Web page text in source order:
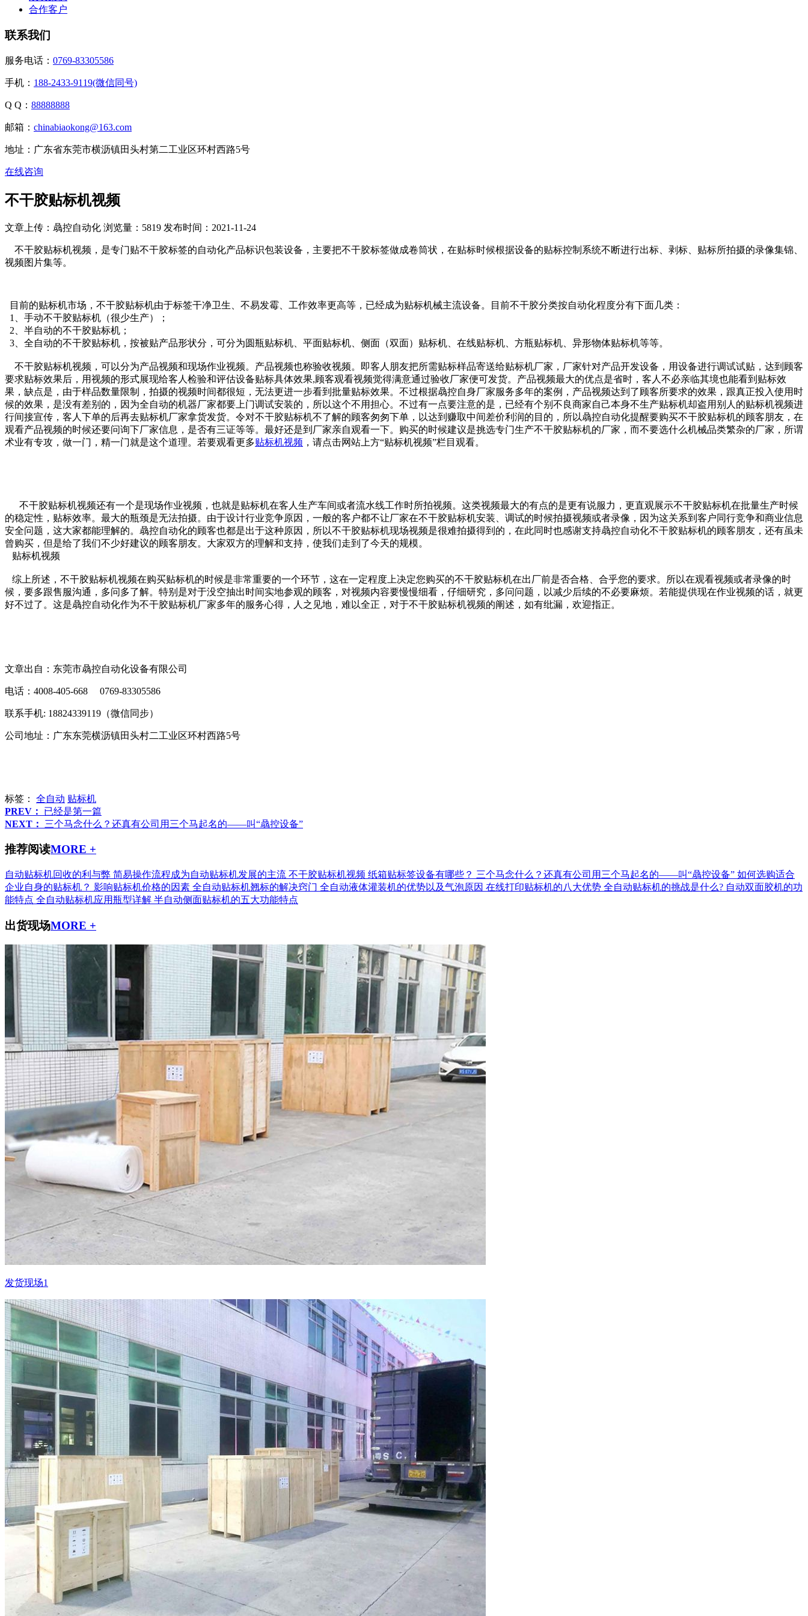
合作客户
联系我们
服务电话： 0769-83305586
手机： 188-2433-9119(微信同号)
Q Q： 88888888
邮箱： chinabiaokong@163.com
地址：广东省东莞市横沥镇田头村第二工业区环村西路5号
在线咨询
不干胶贴标机视频
文章上传：骉控自动化 浏览量：5819 发布时间：2021-11-24
不干胶贴标机视频，是专门贴不干胶标签的自动化产品标识包装设备，主要把不干胶标签做成卷筒状，在贴标时候根据设备的贴标控制系统不断进行出标、剥标、贴标所拍摄的录像集锦、
视频图片集等。
目前的贴标机市场，不干胶贴标机由于标签干净卫生、不易发霉、工作效率更高等，已经成为贴标机械主流设备。目前不干胶分类按自动化程度分有下面几类：
1、手动不干胶贴标机（很少生产）；
2、半自动的不干胶贴标机；
3、全自动的不干胶贴标机，按被贴产品形状分，可分为圆瓶贴标机、平面贴标机、侧面（双面）贴标机、在线贴标机、方瓶贴标机、异形物体贴标机等等。
不干胶贴标机视频，可以分为产品视频和现场作业视频。产品视频也称验收视频。即客人朋友把所需贴标样品寄送给贴标机厂家，厂家针对产品开发设备，用设备进行调试试贴，达到顾客
要求贴标效果后，用视频的形式展现给客人检验和评估设备贴标具体效果,顾客观看视频觉得满意通过验收厂家便可发货。产品视频最大的优点是省时，客人不必亲临其境也能看到贴标效
果，缺点是，由于样品数量限制，拍摄的视频时间都很短，无法更进一步看到批量贴标效果。不过根据骉控自身厂家服务多年的案例，产品视频达到了顾客所要求的效果，跟真正投入使用时
候的效果，是没有差别的，因为全自动的机器厂家都要上门调试安装的，所以这个不用担心。不过有一点要注意的是，已经有个别不良商家自己本身不生产贴标机却盗用别人的贴标机视频进
行间接宣传，客人下单的后再去贴标机厂家拿货发货。令对不干胶贴标机不了解的顾客匆匆下单，以达到赚取中间差价利润的目的，所以骉控自动化提醒要购买不干胶贴标机的顾客朋友，在
观看产品视频的时候还要问询下厂家信息，是否有三证等等。最好还是到厂家亲自观看一下。购买的时候建议是挑选专门生产不干胶贴标机的厂家，而不要选什么机械品类繁杂的厂家，所谓
术业有专攻，做一门，精一门就是这个道理。若要观看更多贴标机视频 ，请点击网站上方“贴标机视频”栏目观看。
不干胶贴标机视频还有一个是现场作业视频，也就是贴标机在客人生产车间或者流水线工作时所拍视频。这类视频最大的有点的是更有说服力，更直观展示不干胶贴标机在批量生产时候
的稳定性，贴标效率。最大的瓶颈是无法拍摄。由于设计行业竞争原因，一般的客户都不让厂家在不干胶贴标机安装、调试的时候拍摄视频或者录像，因为这关系到客户同行竞争和商业信息
安全问题，这大家都能理解的。骉控自动化的顾客也都是出于这种原因，所以不干胶贴标机现场视频是很难拍摄得到的，在此同时也感谢支持骉控自动化不干胶贴标机的顾客朋友，还有虽未
曾购买，但是给了我们不少好建议的顾客朋友。大家双方的理解和支持，使我们走到了今天的规模。
贴标机视频
综上所述，不干胶贴标机视频在购买贴标机的时候是非常重要的一个环节，这在一定程度上决定您购买的不干胶贴标机在出厂前是否合格、合乎您的要求。所以在观看视频或者录像的时
候，要多跟售服沟通，多问多了解。特别是对于没空抽出时间实地参观的顾客，对视频内容要慢慢细看，仔细研究，多问问题，以减少后续的不必要麻烦。若能提供现在作业视频的话，就更
好不过了。这是骉控自动化作为不干胶贴标机厂家多年的服务心得，人之见地，难以全正，对于不干胶贴标机视频的阐述，如有纰漏，欢迎指正。
文章出自：东莞市骉控自动化设备有限公司
电话：4008-405-668 0769-83305586
联系手机: 18824339119（微信同步）
公司地址：广东东莞横沥镇田头村二工业区环村西路5号
标签： 全自动 贴标机
PREV：
已经是第一篇
NEXT：
三个马念什么？还真有公司用三个马起名的——叫“骉控设备”
推荐阅读MORE +
自动贴标机回收的利与弊 简易操作流程成为自动贴标机发展的主流 不干胶贴标机视频 纸箱贴标签设备有哪些？ 三个马念什么？还真有公司用三个马起名的——叫“骉控设备” 如何选购适合
企业自身的贴标机？ 影响贴标机价格的因素 全自动贴标机翘标的解决窍门 全自动液体灌装机的优势以及气泡原因 在线打印贴标机的八大优势 全自动贴标机的挑战是什么? 自动双面胶机的功
能特点 全自动贴标机应用瓶型详解 半自动侧面贴标机的五大功能特点
出货现场MORE +
发货现场1